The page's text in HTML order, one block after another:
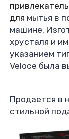
для мытья в
машине.
хрусталя и
указанием
Veloce была
Продается в
стильной